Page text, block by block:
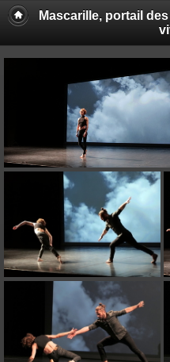
Mascarille, portail